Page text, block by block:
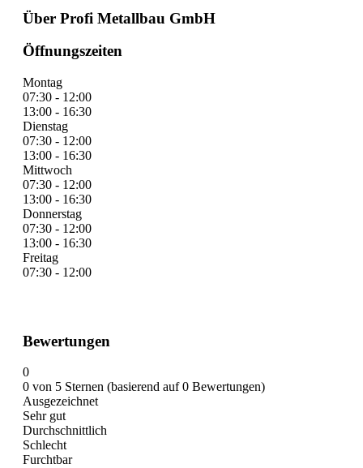
Über Profi Metallbau GmbH
Öffnungszeiten
Montag
07:30 - 12:00
13:00 - 16:30
Dienstag
07:30 - 12:00
13:00 - 16:30
Mittwoch
07:30 - 12:00
13:00 - 16:30
Donnerstag
07:30 - 12:00
13:00 - 16:30
Freitag
07:30 - 12:00
Bewertungen
0
0 von 5 Sternen (basierend auf 0 Bewertungen)
Ausgezeichnet
Sehr gut
Durchschnittlich
Schlecht
Furchtbar